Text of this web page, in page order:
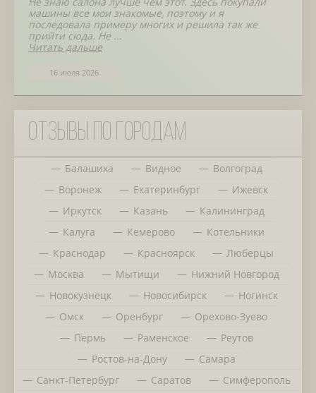
машины все мои знакомые, поэтому и я
последовала примеру многих и решила так же
прийти сюда. Не ...
Читать дальше
16 июля 2026
Отзывы по городам
Балашиха Видное
Волгоград
Воронеж
Екатеринбург
Ижевск
Иркутск
Казань
Калининград
Калуга
Кемерово
Котельники
Краснодар
Красноярск
Люберцы
Москва
Мытищи
Нижний Новгород
Новокузнецк
Новосибирск
Ногинск
Омск
Оренбург
Орехово-Зуево
Пермь
Раменское
Реутов
Ростов-на-Дону
Самара
Санкт-Петербург
Саратов Симферополь